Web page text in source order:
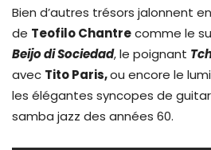
Bien d’autres trésors jalonnent
de Teofilo Chantrecomme le
Beijo di Sociedad, le poignant
avec Tito Paris,ou encore le
les élégantes syncopes de
samba jazz des années 60.